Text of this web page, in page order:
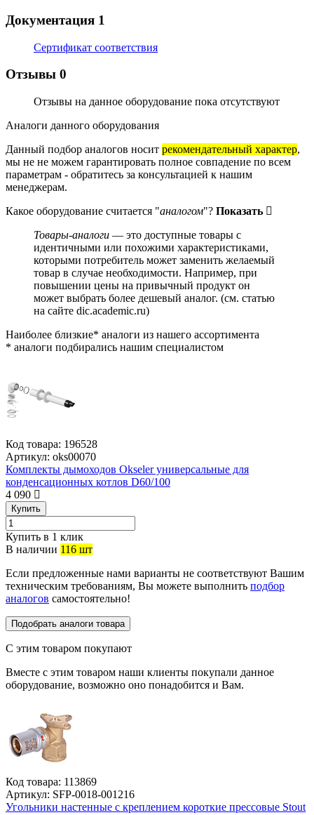
Документация 1
Сертификат соответствия
Отзывы 0
Отзывы на данное оборудование пока отсутствуют
Аналоги данного оборудования
Данный подбор аналогов носит рекомендательный характер,
мы не не можем гарантировать полное совпадение по всем
параметрам - обратитесь за консультацией к нашим
менеджерам.
Какое оборудование считается "аналогом"? Показать
Товары-аналоги — это доступные товары с
идентичными или похожими характеристиками,
которыми потребитель может заменить желаемый
товар в случае необходимости. Например, при
повышении цены на привычный продукт он
может выбрать более дешевый аналог. (см. статью
на сайте dic.academic.ru)
Наиболее близкие* аналоги из нашего ассортимента
* аналоги подбирались нашим специалистом
Код товара: 196528
Артикул: oks00070
Комплекты дымоходов Okseler универсальные для
конденсационных котлов D60/100
4 090
Купить
Купить в 1 клик
В наличии 116 шт
Если предложенные нами варианты не соответствуют Вашим
техническим требованиям, Вы можете выполнить подбор
аналогов самостоятельно!
Подобрать аналоги товара
С этим товаром покупают
Вместе с этим товаром наши клиенты покупали данное
оборудование, возможно оно понадобится и Вам.
Код товара: 113869
Артикул: SFP-0018-001216
Угольники настенные с креплением короткие прессовые Stout